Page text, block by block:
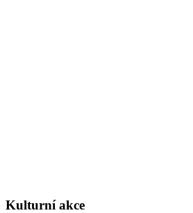
Kulturní akce